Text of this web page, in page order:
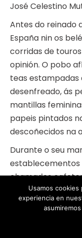
José Celestino
Antes do reinado
España nin os
corridas de
opinión. O pobo
teas estampadas
desenfreado, ás
mantillas
papeis pintados
descoñecidos na
Durante o seu
establecementos
chamados
conviviu co
teatro en prosa,
tapices de
antigos asuntos
Usamos cookies
experiencia en